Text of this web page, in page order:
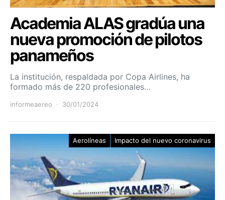
Academia ALAS gradúa una
nueva promoción de pilotos
panameños
La institución, respaldada por Copa Airlines, ha
formado más de 220 profesionales…
informeaereo 30/01/2024
Aerolíneas Impacto del nuevo coronavirus